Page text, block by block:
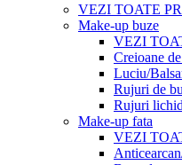
VEZI TOATE
Make-up buze
VEZI
Creioane
Luciu/
Rujuri de
Rujuri
Make-up fata
VEZI